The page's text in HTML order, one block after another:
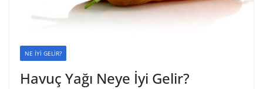
NE İYİ GELİR?
Havuç Yağı Neye İyi Gelir?